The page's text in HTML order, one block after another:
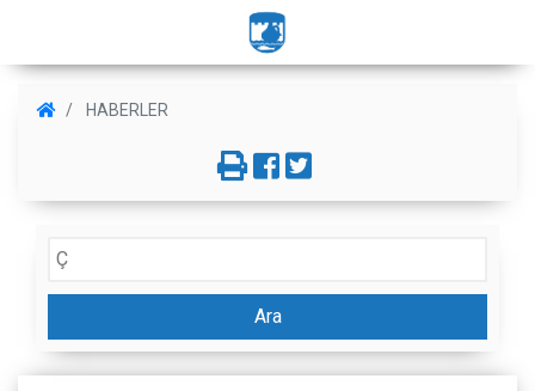
HABERLER
Ara